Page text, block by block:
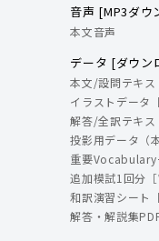
音声 [MP3ダウ
本文音声
データ [ダウン
本文/設問テキス
イラストデータ
解答/全訳テキス
投影用データ（
重要Vocabulary
追加模試1回分
和訳演習シート
解答・解説集